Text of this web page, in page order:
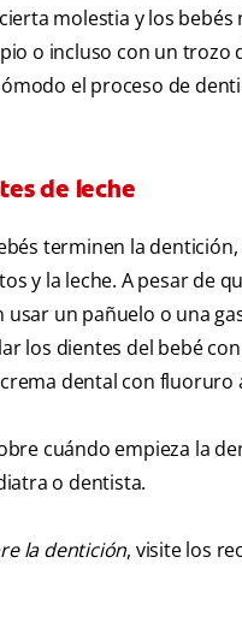
molestia y los
o incluso con un trozo
el proceso de
de leche
terminen la
y la leche. A pesar de
un pañuelo o una
los dientes del bebé
dental con fluoruro
cuándo empieza la
o dentista.
la dentición, visite los